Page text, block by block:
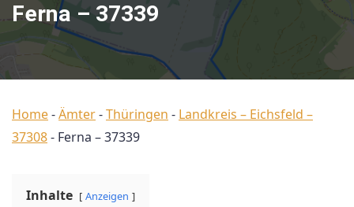
Ferna – 37339
Home-Ämter-Thüringen - Landkreis – Eichsfeld –
37308- Ferna – 37339
Inhalte Anzeigen